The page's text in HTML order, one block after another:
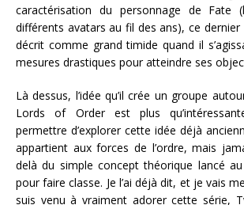
caractérisation du personnage de Fate
différents avatars au fil des ans), ce dernier
décrit comme grand timide quand il
mesures drastiques pour atteindre ses
Là dessus, l’idée qu’il crée un groupe
Lords of Order est plus
permettre d’explorer cette idée déjà
appartient aux forces de l’ordre, mais
delà du simple concept théorique lancé au
pour faire classe. Je l’ai déjà dit, et je vais
suis venu à vraiment adorer cette série,